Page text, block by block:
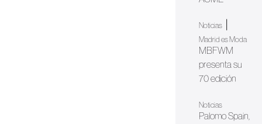
Noticias
Madrid es Moda
MBFWM
presenta su
70 edición
Noticias
Palomo Spain,